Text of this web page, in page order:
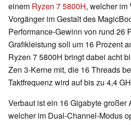
einem Ryzen 7 5800H, welcher im
Vorgänger im Gestalt des
Performance-Gewinn von rund 26
Grafikleistung soll um 16 Prozent
Ryzen 7 5800H bringt dabei acht
Zen 3-Kerne mit, die 16 Threads
Taktfrequenz wird auf bis zu 4,4
Verbaut ist ein 16 Gigabyte großer
welcher im Dual-Channel-Modus